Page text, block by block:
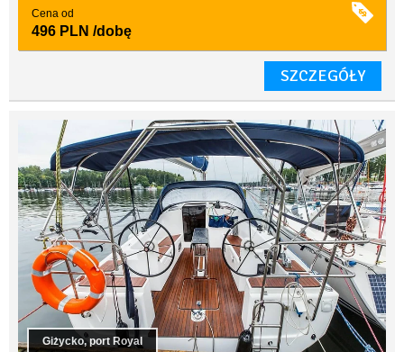
Cena od
496 PLN /dobę
SZCZEGÓŁY
Giżycko, port Royal